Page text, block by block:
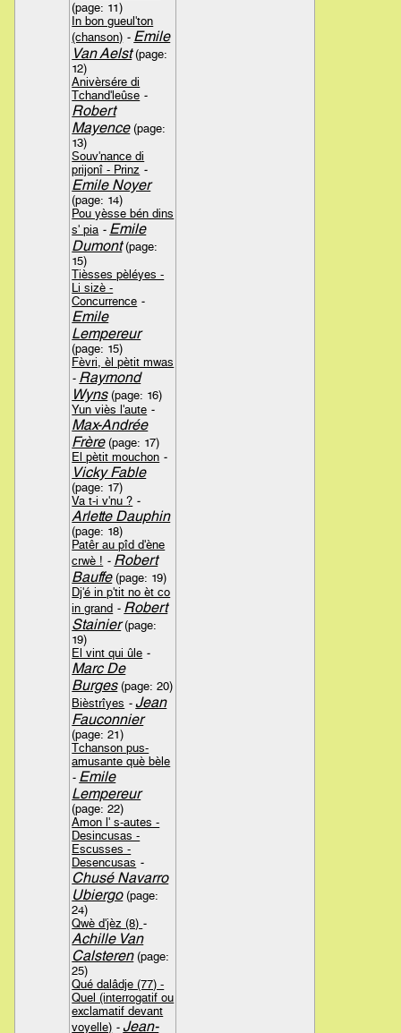
(page: 11)
In bon gueul'ton
(chanson) - Emile
Van Aelst(page:
12)
Anivèrsére di
Tchand'leûse -
Robert
Mayence(page:
13)
Souv'nance di
prijonî - Prinz -
Emile Noyer
(page: 14)
Pou yèsse bén dins
s' pia - Emile
Dumont(page:
15)
Tièsses pèléyes -
Li sizè -
Concurrence -
Emile
Lempereur
(page: 15)
Fèvri, èl pètit mwas
- Raymond
Wyns(page: 16)
Yun viès l'aute -
Max-Andrée
Frère(page: 17)
El pètit mouchon -
Vicky Fable
(page: 17)
Va t-i v'nu ? -
Arlette Dauphin
(page: 18)
Patêr au pîd d'ène
crwè ! - Robert
Bauffe(page: 19)
Dj'é in p'tit no èt co
in grand - Robert
Stainier(page:
19)
El vint qui ûle -
Marc De
Burges(page: 20)
Bièstrîyes -Jean
Fauconnier
(page: 21)
Tchanson pus-
amusante què bèle
- Emile
Lempereur
(page: 22)
Amon l' s-autes -
Desincusas -
Escusses -
Desencusas -
Chusé Navarro
Ubiergo(page:
24)
Qwè d'jèz (8) -
Achille Van
Calsteren(page:
25)
Qué dalâdje (77) -
Quel (interrogatif ou
exclamatif devant
voyelle) -Jean-